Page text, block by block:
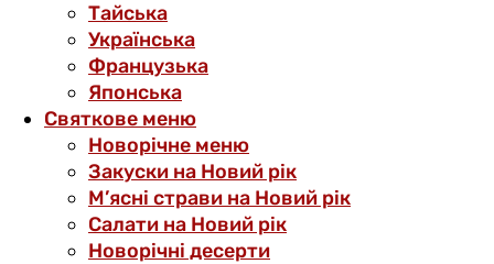
Тайська
Українська
Французька
Японська
Святкове меню
Новорічне меню
Закуски на Новий рік
М’ясні страви на Новий рік
Салати на Новий рік
Новорічні десерти